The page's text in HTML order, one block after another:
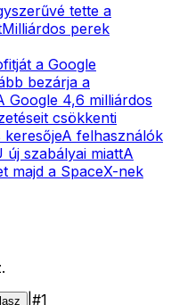
tette a
Milliárdos perek
a Google
bezárja a
Google 4,6 milliárdos
csökkenti
keresőjeA felhasználók
új szabályai miattA
majd a SpaceX-nek
#1